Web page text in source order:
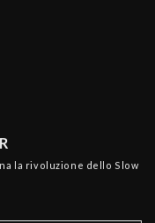
la rivoluzione dello Slow